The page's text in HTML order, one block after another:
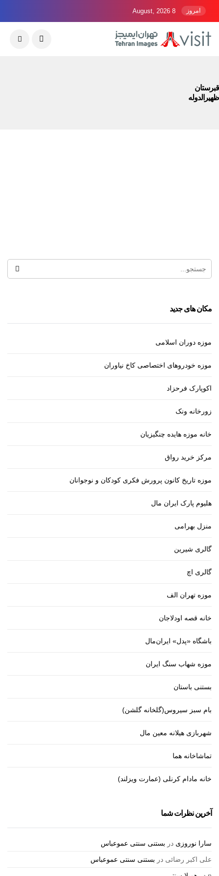
امروز 8 August, 2026
قبرستان
ظهیرالدوله
مکان های جدید
موزه دوران اسلامی
موزه خودروهای اختصاصی کاخ نیاوران
اکوپارک فرحزاد
زورخانه ونک
خانه موزه هایده چنگیزیان
مرکز خرید رواق
موزه تاریخ کانون پرورش فکری کودکان و نوجوانان
هلیوم پارک ایران مال
منزل بهرامی
گالری شیرین
گالری اچ
موزه تهران الف
خانه قصه اودلاجان
باشگاه «پدل» ایران‌مال
موزه شهاب سنگ ایران
بستنی باستان
بام سبز سیروس(گلخانه گلشن)
شهربازی هیلانه معین مال
تماشاخانه هما
خانه مادام کرنلی (عمارت ویزلند)
آخرین نظرات شما
سارا نوروزی در بستنی سنتی عموعباس
علی اکبر رضائی در بستنی سنتی عموعباس